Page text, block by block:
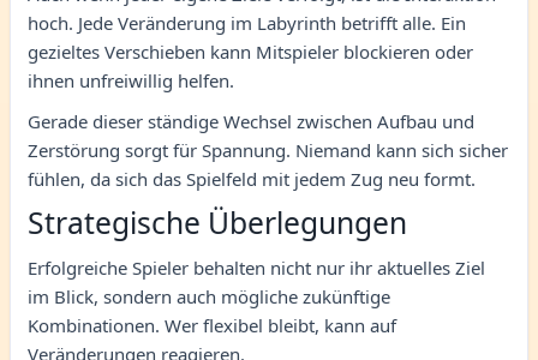
hoch. Jede Veränderung im Labyrinth betrifft alle. Ein
gezieltes Verschieben kann Mitspieler blockieren oder
ihnen unfreiwillig helfen.
Gerade dieser ständige Wechsel zwischen Aufbau und
Zerstörung sorgt für Spannung. Niemand kann sich sicher
fühlen, da sich das Spielfeld mit jedem Zug neu formt.
Strategische Überlegungen
Erfolgreiche Spieler behalten nicht nur ihr aktuelles Ziel
im Blick, sondern auch mögliche zukünftige
Kombinationen. Wer flexibel bleibt, kann auf
Veränderungen reagieren.